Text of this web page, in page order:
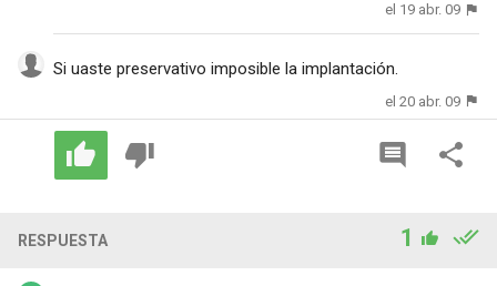
el 19 abr. 09
Si uaste preservativo imposible la implantación.
el 20 abr. 09
RESPUESTA 1